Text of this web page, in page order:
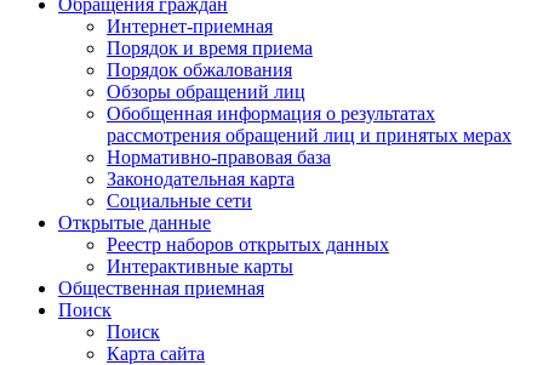
Обращения граждан
Интернет-приемная
Порядок и время приема
Порядок обжалования
Обзоры обращений лиц
Обобщенная информация о результатах
рассмотрения обращений лиц и принятых мерах
Нормативно-правовая база
Законодательная карта
Социальные сети
Открытые данные
Реестр наборов открытых данных
Интерактивные карты
Общественная приемная
Поиск
Поиск
Карта сайта